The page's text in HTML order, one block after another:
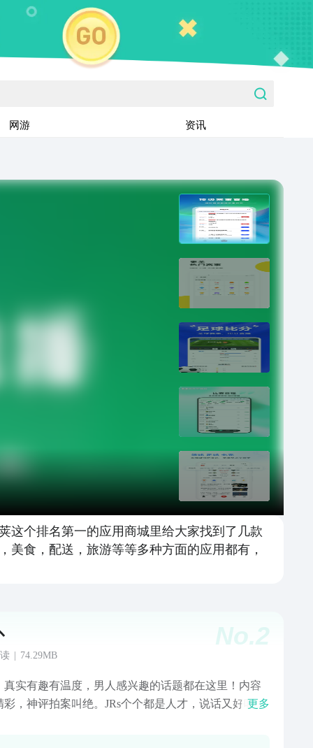
网游 资讯
这个排名第一的应用商城里给大家找到了几款
食，配送，旅游等等多种方面的应用都有，
No.2
74.29MB
真实有趣有温度，男人感兴趣的话题都在这里！内容
彩，神评拍案叫绝。JRs个个都是人才，说话又好听，
更多